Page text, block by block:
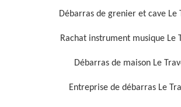
Débarras de grenier et cave Le
Rachat instrument musique Le
Débarras de maison Le
Entreprise de débarras Le